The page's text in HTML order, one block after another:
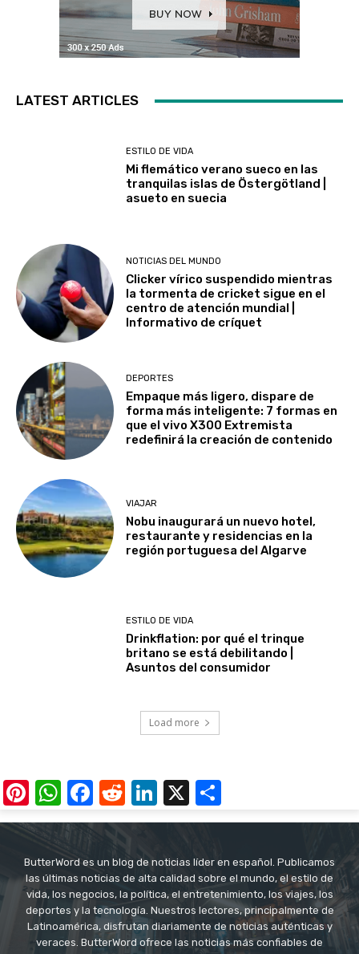
LATEST ARTICLES
ESTILO DE VIDA
Mi flemático verano sueco en las
tranquilas islas de Östergötland |
asueto en suecia
NOTICIAS DEL MUNDO
Clicker vírico suspendido mientras
la tormenta de cricket sigue en el
centro de atención mundial |
Informativo de críquet
DEPORTES
Empaque más ligero, dispare de
forma más inteligente: 7 formas en
que el vivo X300 Extremista
redefinirá la creación de contenido
VIAJAR
Nobu inaugurará un nuevo hotel,
restaurante y residencias en la
región portuguesa del Algarve
ESTILO DE VIDA
Drinkflation: por qué el trinque
britano se está debilitando |
Asuntos del consumidor
Load more
Pinterest
WhatsApp
Facebook
RedditLinkedIn
X
ButterWord es un blog de noticias líder en español. Publicamos
las últimas noticias de alta calidad sobre el mundo, el estilo de
vida, los negocios, la política, el entretenimiento, los viajes, los
deportes y la tecnología. Nuestros lectores, principalmente de
Latinoamérica, disfrutan diariamente de noticias auténticas y
veraces. ButterWord ofrece las noticias más confiables de